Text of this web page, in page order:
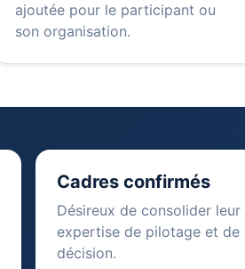
ajoutée pour le participant ou
son organisation.
Cadres confirmés
Désireux de consolider leur
expertise de pilotage et de
décision.